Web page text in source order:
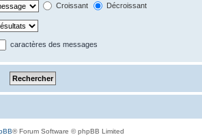
Croissant Décroissant
caractères des messages
® Forum Software © phpBB Limited